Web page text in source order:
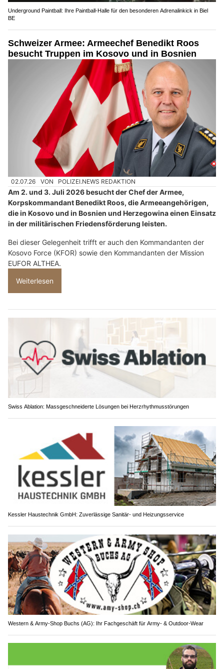
Underground Paintball: Ihre Paintball-Halle für den besonderen Adrenalinkick in Biel
BE
Schweizer Armee: Armeechef Benedikt Roos
besucht Truppen im Kosovo und in Bosnien
02.07.26 VON POLIZEI.NEWS REDAKTION
Am 2. und 3. Juli 2026 besucht der Chef der Armee,
Korpskommandant Benedikt Roos, die Armeeangehörigen,
die in Kosovo und in Bosnien und Herzegowina einen Einsatz
in der militärischen Friedensförderung leisten.
Bei dieser Gelegenheit trifft er auch den Kommandanten der
Kosovo Force (KFOR) sowie den Kommandanten der Mission
EUFOR ALTHEA.
Weiterlesen
Swiss Ablation: Massgeschneiderte Lösungen bei Herzrhythmusstörungen
Kessler Haustechnik GmbH: Zuverlässige Sanitär- und Heizungsservice
Western & Army-Shop Buchs (AG): Ihr Fachgeschäft für Army- & Outdoor-Wear